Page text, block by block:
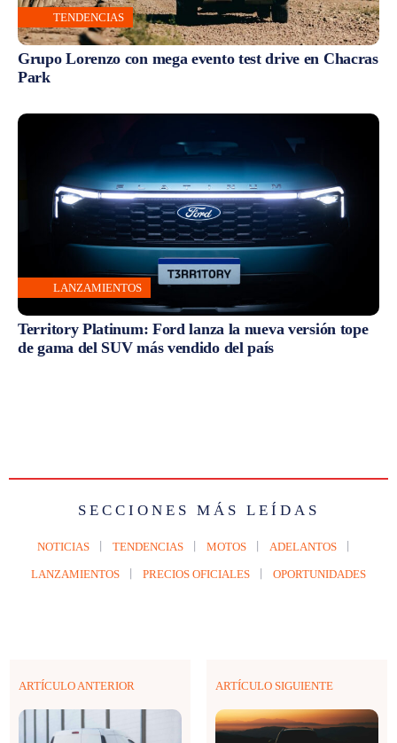
TENDENCIAS
Grupo Lorenzo con mega evento test drive en Chacras
Park
LANZAMIENTOS
Territory Platinum: Ford lanza la nueva versión tope
de gama del SUV más vendido del país
SECCIONES MÁS LEÍDAS
NOTICIAS TENDENCIAS MOTOS ADELANTOS
LANZAMIENTOS PRECIOS OFICIALES OPORTUNIDADES
ARTÍCULO ANTERIOR ARTÍCULO SIGUIENTE